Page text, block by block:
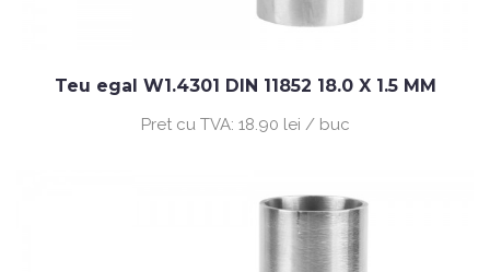
Teu egal W1.4301 DIN 11852 18.0 X 1.5 MM
Pret cu TVA: 18.90 lei / buc